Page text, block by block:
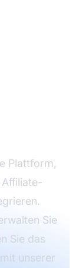
Plattform,
Sie
Sie das
unserer